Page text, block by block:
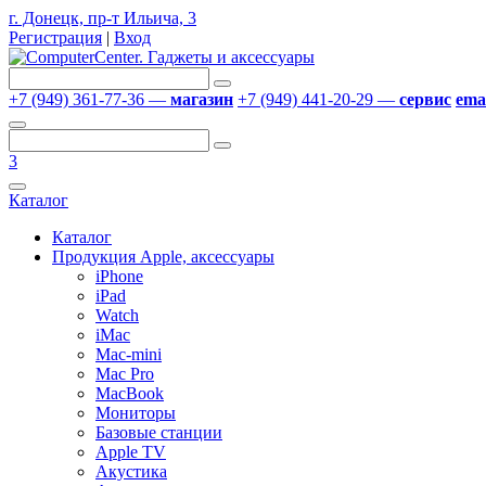
г. Донецк, пр-т Ильича, 3
Регистрация | Вход
+7 (949) 361-77-36 — магазин +7 (949) 441-20-29 — сервис
3
Каталог
Каталог
Продукция Apple, аксессуары
iPhone
iPad
Watch
iMac
Mac-mini
Mac Pro
MacBook
Мониторы
Базовые станции
Apple TV
Акустика